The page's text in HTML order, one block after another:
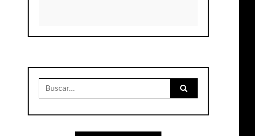
Buscar: